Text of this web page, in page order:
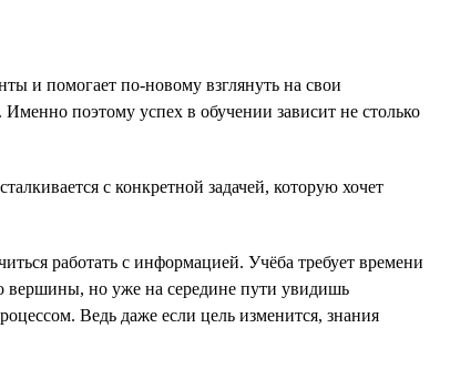
и помогает по-новому взглянуть на свои
поэтому успех в обучении зависит не столько
с конкретной задачей, которую хочет
работать с информацией. Учёба требует времени
вершины, но уже на середине пути увидишь
Ведь даже если цель изменится, знания